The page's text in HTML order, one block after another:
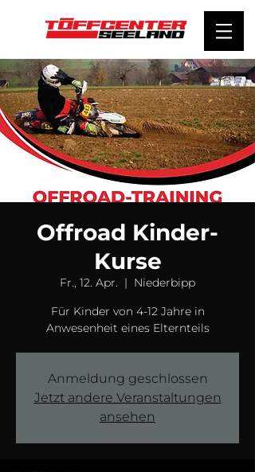
Offroad Kinder-
Kurse
Fr., 12. Apr.
  |
Niederbipp
Für Kinder von 4-12 Jahre in
Anwesenheit eines Elternteils
Anmeldung geschlossen
Jetzt andere Veranstaltungen
ansehen